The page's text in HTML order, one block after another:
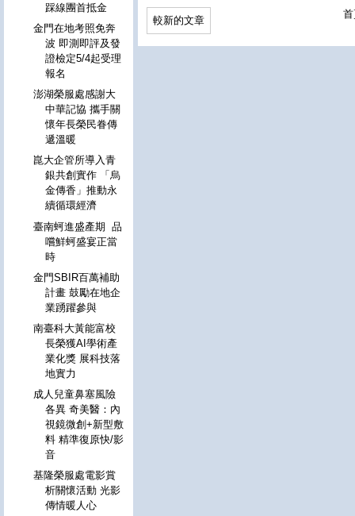
較新的文章
踩線團首抵金
金門在地考照免奔
波 即測即評及發
證檢定5/4起受理
報名
澎湖榮服處感謝大
中華記協 攜手關
懷年長榮民眷傳
遞溫暖
崑大企管所導入青
銀共創實作 「烏
金傳香」推動永
續循環經濟
臺南蚵進盛產期 品
嚐鮮蚵盛宴正當
時
金門SBIR百萬補助
計畫 鼓勵在地企
業踴躍參與
南臺科大黃能富校
長榮獲AI學術產
業化獎 展科技落
地實力
成人兒童鼻塞風險
各異 奇美醫：內
視鏡微創+新型敷
料 精準復原快/影
音
基隆榮服處電影賞
析關懷活動 光影
傳情暖人心